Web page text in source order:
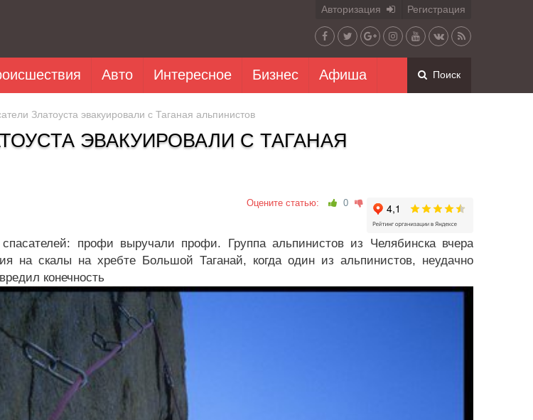
Авторизация Регистрация
Авто Интересное Бизнес Афиша Поиск
Златоуста эвакуировали с Таганая альпинистов
ЭВАКУИРОВАЛИ С ТАГАНАЯ
Оцените статью: 0
профи выручали профи. Группа альпинистов из Челябинска вчера
на скалы на хребте Большой Таганай, когда один из альпинистов, неудачно
конечность